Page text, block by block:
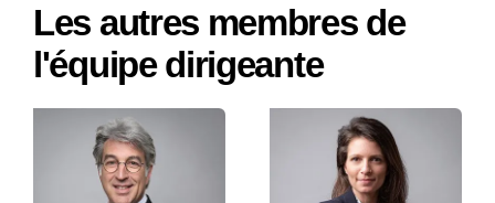
Les autres membres de
l'équipe dirigeante